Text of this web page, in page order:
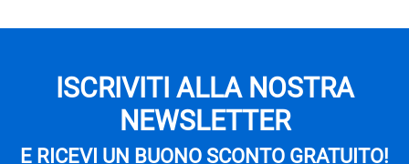
ISCRIVITI ALLA NOSTRA
NEWSLETTER
E RICEVI UN BUONO SCONTO GRATUITO!